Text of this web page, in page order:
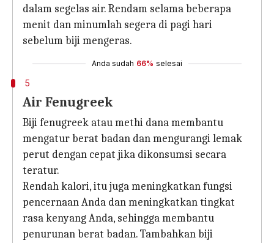
dalam segelas air. Rendam selama beberapa
menit dan minumlah segera di pagi hari
sebelum biji mengeras.
Anda sudah 66% selesai
5
Air Fenugreek
Biji fenugreek atau methi dana membantu
mengatur berat badan dan mengurangi lemak
perut dengan cepat jika dikonsumsi secara
teratur.
Rendah kalori, itu juga meningkatkan fungsi
pencernaan Anda dan meningkatkan tingkat
rasa kenyang Anda, sehingga membantu
penurunan berat badan. Tambahkan biji